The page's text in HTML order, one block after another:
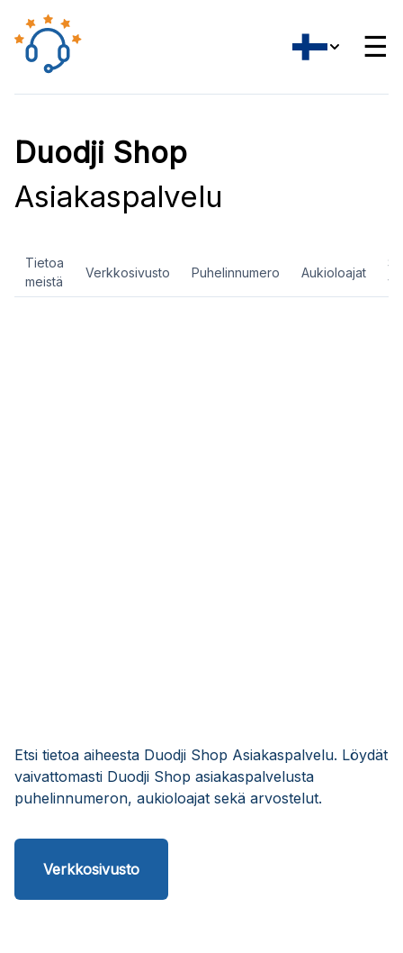
☰
Duodji Shop
Asiakaspalvelu
Tietoa
meistä
Verkkosivusto Puhelinnumero Aukioloajat
Etsi tietoa aiheesta Duodji Shop Asiakaspalvelu. Löydät
vaivattomasti Duodji Shop asiakaspalvelusta
puhelinnumeron, aukioloajat sekä arvostelut.
Verkkosivusto